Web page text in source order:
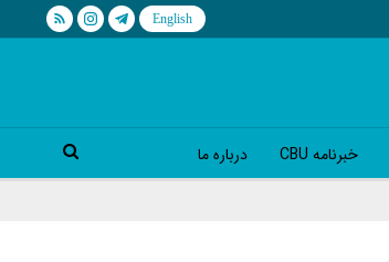
خبرنامه CBU درباره ما